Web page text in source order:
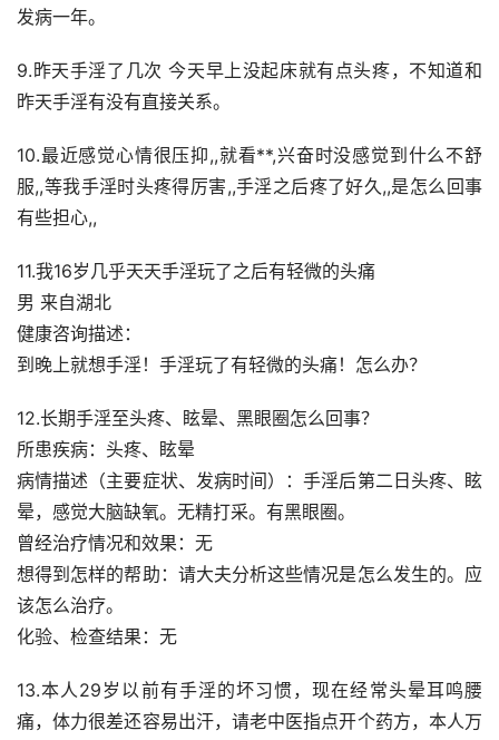
发病一年。
9.昨天手淫了几次 今天早上没起床就有点头疼，不知道和
昨天手淫有没有直接关系。
10.最近感觉心情很压抑,,就看**,兴奋时没感觉到什么不舒
服,,等我手淫时头疼得厉害,,手淫之后疼了好久,,是怎么回事
有些担心,,
11.我16岁几乎天天手淫玩了之后有轻微的头痛
男 来自湖北
健康咨询描述：
到晚上就想手淫！手淫玩了有轻微的头痛！怎么办？
12.长期手淫至头疼、眩晕、黑眼圈怎么回事？
所患疾病：头疼、眩晕
病情描述（主要症状、发病时间）：手淫后第二日头疼、眩
晕，感觉大脑缺氧。无精打采。有黑眼圈。
曾经治疗情况和效果：无
想得到怎样的帮助：请大夫分析这些情况是怎么发生的。应
该怎么治疗。
化验、检查结果：无
13.本人29岁以前有手淫的坏习惯，现在经常头晕耳鸣腰
痛，体力很差还容易出汗，请老中医指点开个药方，本人万